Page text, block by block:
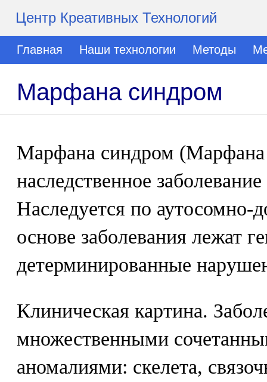
Центр Креативных Технологий
Главная Наши технологии Методы
Марфана синдром
Марфана синдром
наследственное
Наследуется по
основе заболевания лежат
детерминированные
Клиническая картина.
множественными
аномалиями: скелета,